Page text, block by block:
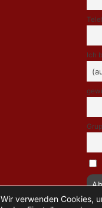
Ich
Wir verwenden Cookies,